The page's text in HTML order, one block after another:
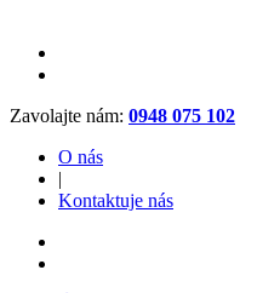
Zavolajte nám: 0948 075 102
O nás
|
Kontaktuje nás